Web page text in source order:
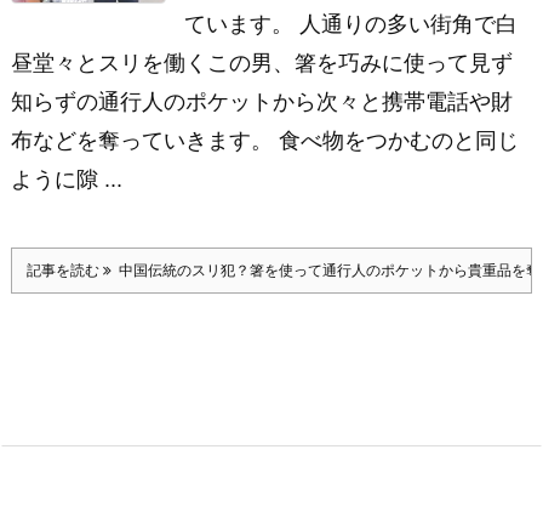
ています。 人通りの多い街角で白
昼堂々とスリを働くこの男、箸を巧みに使って見ず
知らずの通行人のポケットから次々と携帯電話や財
布などを奪っていきます。 食べ物をつかむのと同じ
ように隙 ...
記事を読む 中国伝統のスリ犯？箸を使って通行人のポケットから貴重品を